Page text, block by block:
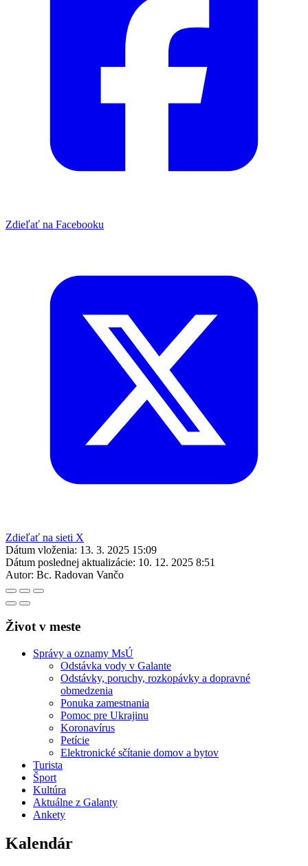
Zdieľať na Facebooku
Zdieľať na sieti X
Dátum vloženia: 13. 3. 2025 15:09
Dátum poslednej aktualizácie: 10. 12. 2025 8:51
Autor: Bc. Radovan Vančo
Život v meste
Správy a oznamy MsÚ
Odstávka vody v Galante
Odstávky, poruchy, rozkopávky a dopravné
obmedzenia
Ponuka zamestnania
Pomoc pre Ukrajinu
Koronavírus
Petície
Elektronické sčítanie domov a bytov
Turista
Šport
Kultúra
Aktuálne z Galanty
Ankety
Kalendár